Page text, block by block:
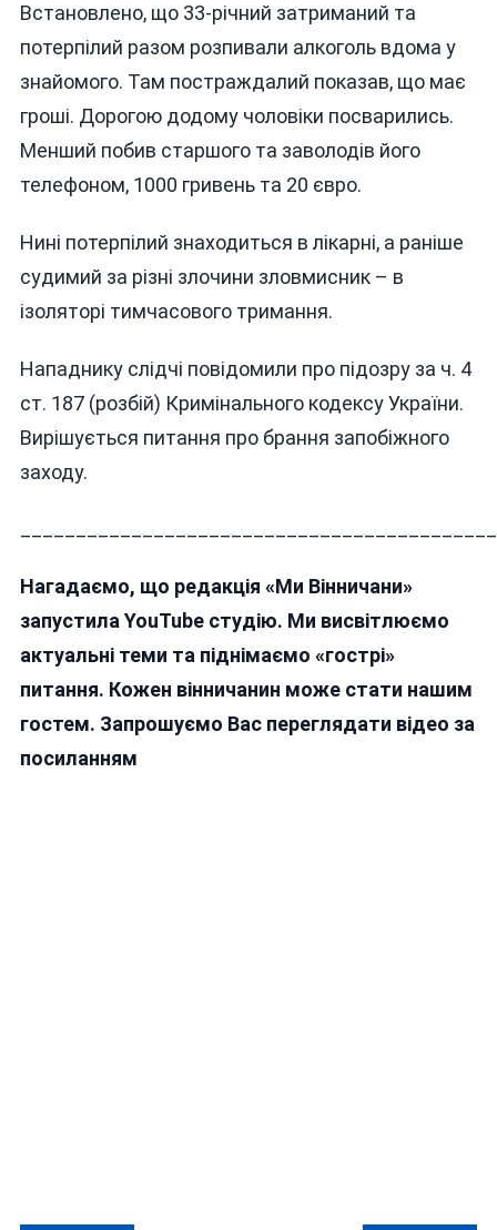
Встановлено, що 33-річний затриманий та
потерпілий разом розпивали алкоголь вдома у
знайомого. Там постраждалий показав, що має
гроші. Дорогою додому чоловіки посварились.
Менший побив старшого та заволодів його
телефоном, 1000 гривень та 20 євро.
Нині потерпілий знаходиться в лікарні, а раніше
судимий за різні злочини зловмисник – в
ізоляторі тимчасового тримання.
Нападнику слідчі повідомили про підозру за ч. 4
ст. 187 (розбій) Кримінального кодексу України.
Вирішується питання про брання запобіжного
заходу.
Нагадаємо, що редакція «Ми Вінничани»
запустила YouTube студію. Ми висвітлюємо
актуальні теми та піднімаємо «гострі»
питання. Кожен вінничанин може стати нашим
гостем. Запрошуємо Вас переглядати відео за
посиланням